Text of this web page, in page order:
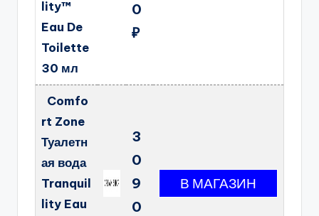
lity™
Eau De
Toilette
30 мл
0
₽
Comfo
rt Zone
Туалетн
ая вода
Tranquil
lity Eau
3
0
9
0